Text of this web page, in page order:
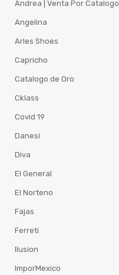
Andrea | Venta Por Catalogo
Angelina
Arles Shoes
Capricho
Catalogo de Oro
Cklass
Covid 19
Danesi
Diva
El General
El Norteno
Fajas
Ferreti
Ilusion
ImporMexico